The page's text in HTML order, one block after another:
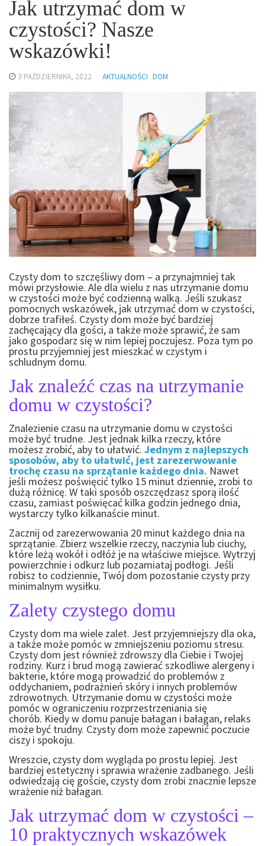
Jak utrzymać dom w
czystości? Nasze
wskazówki!
3 PAŹDZIERNIKA, 2022 AKTUALNOŚCI DOM
Czysty dom to szczęśliwy dom – a przynajmniej tak
mówi przysłowie. Ale dla wielu z nas utrzymanie domu
w czystości może być codzienną walką. Jeśli szukasz
pomocnych wskazówek, jak utrzymać dom w czystości,
dobrze trafiłeś. Czysty dom może być bardziej
zachęcający dla gości, a także może sprawić, że sam
jako gospodarz się w nim lepiej poczujesz. Poza tym po
prostu przyjemniej jest mieszkać w czystym i
schludnym domu.
Jak znaleźć czas na utrzymanie
domu w czystości?
Znalezienie czasu na utrzymanie domu w czystości
może być trudne. Jest jednak kilka rzeczy, które
możesz zrobić, aby to ułatwić. Jednym z najlepszych
sposobów, aby to ułatwić, jest zarezerwowanie
trochę czasu na sprzątanie każdego dnia. Nawet
jeśli możesz poświęcić tylko 15 minut dziennie, zrobi to
dużą różnicę. W taki sposób oszczędzasz sporą ilość
czasu, zamiast poświęcać kilka godzin jednego dnia,
wystarczy tylko kilkanaście minut.
Zacznij od zarezerwowania 20 minut każdego dnia na
sprzątanie. Zbierz wszelkie rzeczy, naczynia lub ciuchy,
które leżą wokół i odłóż je na właściwe miejsce. Wytrzyj
powierzchnie i odkurz lub pozamiataj podłogi. Jeśli
robisz to codziennie, Twój dom pozostanie czysty przy
minimalnym wysiłku.
Zalety czystego domu
Czysty dom ma wiele zalet. Jest przyjemniejszy dla oka,
a także może pomóc w zmniejszeniu poziomu stresu.
Czysty dom jest również zdrowszy dla Ciebie i Twojej
rodziny. Kurz i brud mogą zawierać szkodliwe alergeny i
bakterie, które mogą prowadzić do problemów z
oddychaniem, podrażnień skóry i innych problemów
zdrowotnych. Utrzymanie domu w czystości może
pomóc w ograniczeniu rozprzestrzeniania się
chorób. Kiedy w domu panuje bałagan i bałagan, relaks
może być trudny. Czysty dom może zapewnić poczucie
ciszy i spokoju.
Wreszcie, czysty dom wygląda po prostu lepiej. Jest
bardziej estetyczny i sprawia wrażenie zadbanego. Jeśli
odwiedzają cię goście, czysty dom zrobi znacznie lepsze
wrażenie niż bałagan.
Jak utrzymać dom w czystości –
10 praktycznych wskazówek